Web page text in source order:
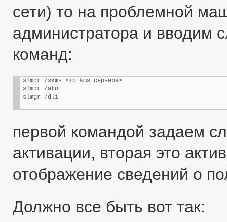
сети) то на проблемной
администратора и вводим
команд:
slmgr /skms <ip_kms_сервера>
slmgr /ato
slmgr /dli
первой командой задаем
активации, вторая это
отображение сведений о
Должно все быть вот так: